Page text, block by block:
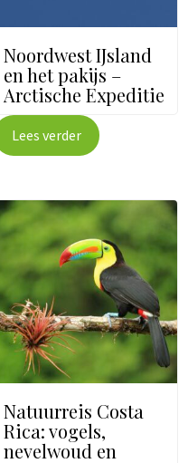
Noordwest IJsland
en het pakijs –
Arctische Expeditie
Lees verder
Natuurreis Costa
Rica: vogels,
nevelwoud en